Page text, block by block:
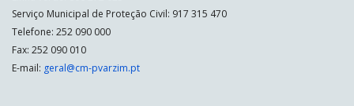
Serviço Municipal de Proteção Civil: 917 315 470
Telefone: 252 090 000
Fax: 252 090 010
E-mail: geral@cm-pvarzim.pt